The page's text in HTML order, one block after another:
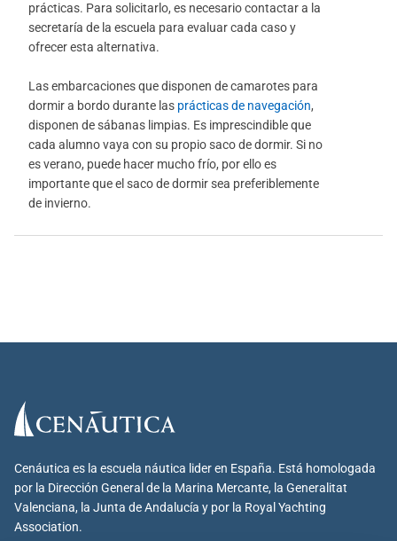
prácticas. Para solicitarlo, es necesario contactar a la
secretaría de la escuela para evaluar cada caso y
ofrecer esta alternativa.
Las embarcaciones que disponen de camarotes para
dormir a bordo durante las prácticas de navegación,
disponen de sábanas limpias. Es imprescindible que
cada alumno vaya con su propio saco de dormir. Si no
es verano, puede hacer mucho frío, por ello es
importante que el saco de dormir sea preferiblemente
de invierno.
Cenáutica es la escuela náutica lider en España. Está homologada
por la Dirección General de la Marina Mercante, la Generalitat
Valenciana, la Junta de Andalucía y por la Royal Yachting
Association.